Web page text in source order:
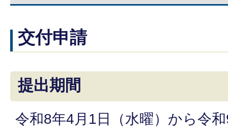
交付申請
提出期間
令和8年4月1日（水曜）から令